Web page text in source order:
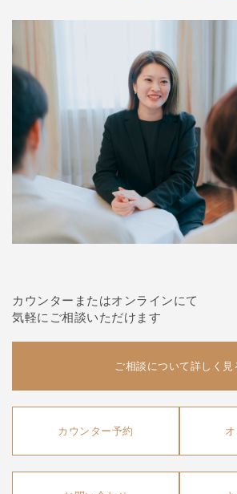
カウンターまたはオンラインにて
気軽にご相談いただけます
ご相談について詳しく見
カウンター予約